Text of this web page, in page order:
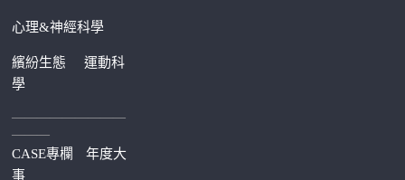
心理&神經科學
繽紛生態運動科
學
—————————
———
CASE專欄
年度大
事